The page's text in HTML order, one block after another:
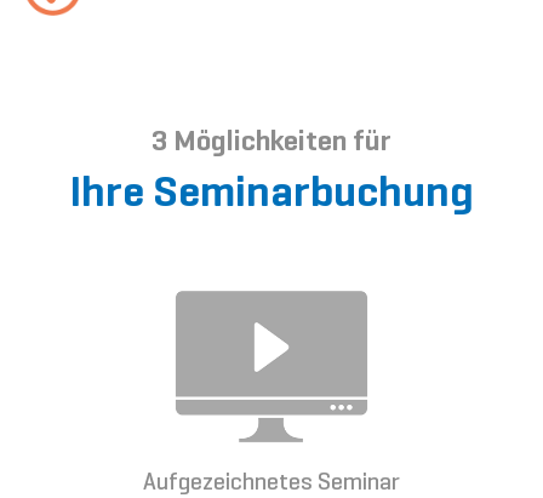
3 Möglichkeiten für
Ihre Seminarbuchung
Aufgezeichnetes Seminar